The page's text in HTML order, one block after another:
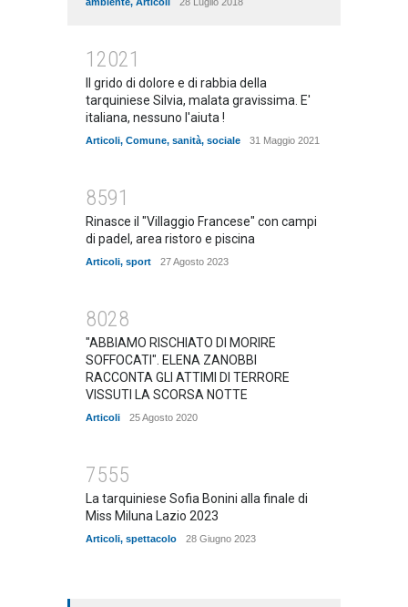
ambiente, Articoli 28 Luglio 2018
12021
Il grido di dolore e di rabbia della
tarquiniese Silvia, malata gravissima. E'
italiana, nessuno l'aiuta !
Articoli, Comune, sanità, sociale 31 Maggio 2021
8591
Rinasce il "Villaggio Francese" con campi
di padel, area ristoro e piscina
Articoli, sport 27 Agosto 2023
8028
"ABBIAMO RISCHIATO DI MORIRE
SOFFOCATI". ELENA ZANOBBI
RACCONTA GLI ATTIMI DI TERRORE
VISSUTI LA SCORSA NOTTE
Articoli 25 Agosto 2020
7555
La tarquiniese Sofia Bonini alla finale di
Miss Miluna Lazio 2023
Articoli, spettacolo 28 Giugno 2023